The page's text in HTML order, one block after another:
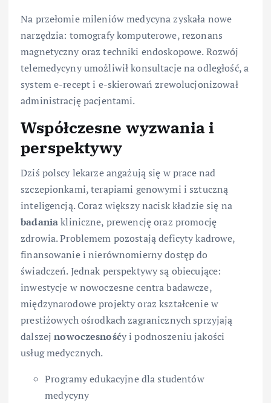
Na przełomie mileniów medycyna zyskała nowe
narzędzia: tomografy komputerowe, rezonans
magnetyczny oraz techniki endoskopowe. Rozwój
telemedycyny umożliwił konsultacje na odległość, a
system e-recept i e-skierowań zrewolucjonizował
administrację pacjentami.
Współczesne wyzwania i
perspektywy
Dziś polscy lekarze angażują się w prace nad
szczepionkami, terapiami genowymi i sztuczną
inteligencją. Coraz większy nacisk kładzie się na
badaniakliniczne, prewencję oraz promocję
zdrowia. Problemem pozostają deficyty kadrowe,
finansowanie i nierównomierny dostęp do
świadczeń. Jednak perspektywy są obiecujące:
inwestycje w nowoczesne centra badawcze,
międzynarodowe projekty oraz kształcenie w
prestiżowych ośrodkach zagranicznych sprzyjają
dalszejnowoczesnośćy i podnoszeniu jakości
usług medycznych.
Programy edukacyjne dla studentów
medycyny